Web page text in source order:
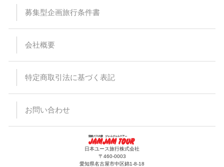
場所にて停留所の案内を致します。尚、受付を済ませた後でも
来ません。
ので、予めご了承ください。
より予定通り運行できない場合がございます。また、その為に
れませんので予めご了承ください。
バスのトランクに預けれる荷物は三辺（タテ・ヨコ・高さ）の
りたたみ自転車などの大きな荷物、ペット等はお断りしていま
手荷物、貴重品は十分注意ください。万一紛失、盗難等がござ
いましても当社では責任を負いかねますのでご了承ください。
車内にてハンバーガーなど匂いが強い食べ物の持込及び飲食は
募集型企画旅行条件書
会社概要
特定商取引法に基づく表記
お問い合わせ
日本ユース旅行株式会社
〒460-0003
愛知県名古屋市中区錦1-8-18